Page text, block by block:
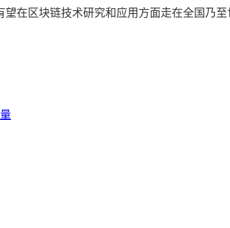
在区块链技术研究和应用方面走在全国乃